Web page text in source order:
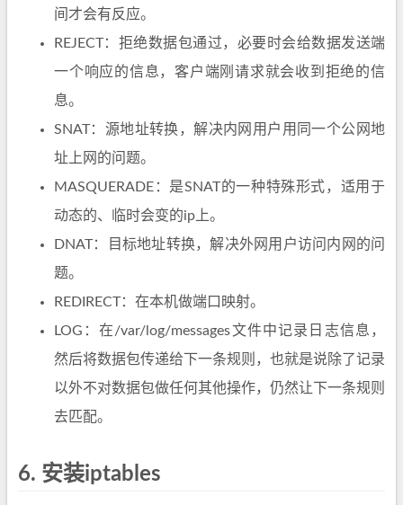
间才会有反应。
REJECT：拒绝数据包通过，必要时会给数据发送端
一个响应的信息，客户端刚请求就会收到拒绝的信
息。
SNAT：源地址转换，解决内网用户用同一个公网地
址上网的问题。
MASQUERADE：是SNAT的一种特殊形式，适用于
动态的、临时会变的ip上。
DNAT：目标地址转换，解决外网用户访问内网的问
题。
REDIRECT：在本机做端口映射。
LOG：在/var/log/messages文件中记录日志信息，
然后将数据包传递给下一条规则，也就是说除了记录
以外不对数据包做任何其他操作，仍然让下一条规则
去匹配。
6. 安装iptables